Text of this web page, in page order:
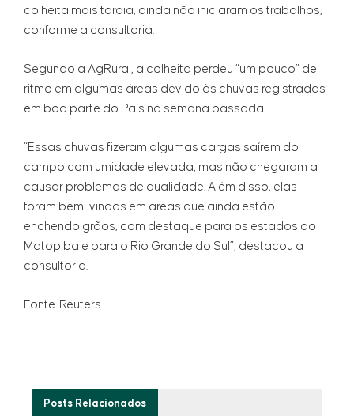
colheita mais tardia, ainda não iniciaram os trabalhos,
conforme a consultoria.
Segundo a AgRural, a colheita perdeu “um pouco” de
ritmo em algumas áreas devido às chuvas registradas
em boa parte do País na semana passada.
“Essas chuvas fizeram algumas cargas saírem do
campo com umidade elevada, mas não chegaram a
causar problemas de qualidade. Além disso, elas
foram bem-vindas em áreas que ainda estão
enchendo grãos, com destaque para os estados do
Matopiba e para o Rio Grande do Sul”, destacou a
consultoria.
Fonte: Reuters
Posts Relacionados